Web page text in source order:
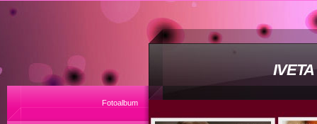
Fotoalbum